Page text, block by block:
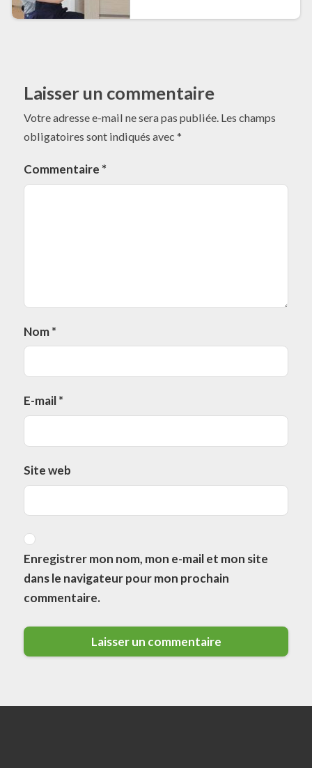
Laisser un commentaire
Votre adresse e-mail ne sera pas publiée. Les champs
obligatoires sont indiqués avec *
Commentaire *
Nom*
E-mail*
Site web
Enregistrer mon nom, mon e-mail et mon site
dans le navigateur pour mon prochain
commentaire.